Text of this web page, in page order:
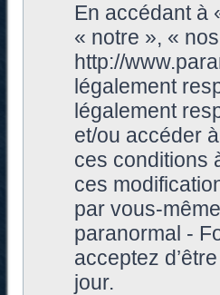
En accédant à
« notre », «
http://
légalement
légalement
et/ou accéder
ces conditions
ces
par vous-
paranormal -
acceptez
jour.